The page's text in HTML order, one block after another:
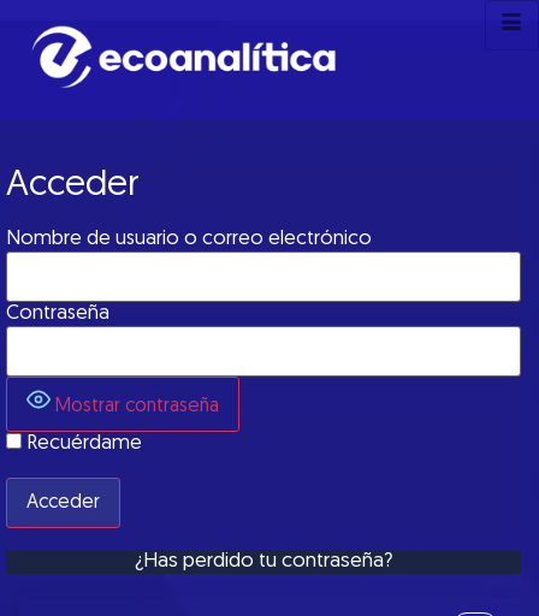
Acceder
Nombre de usuario o correo electrónico
Contraseña
Mostrar contraseña
Recuérdame
¿Has perdido tu contraseña?